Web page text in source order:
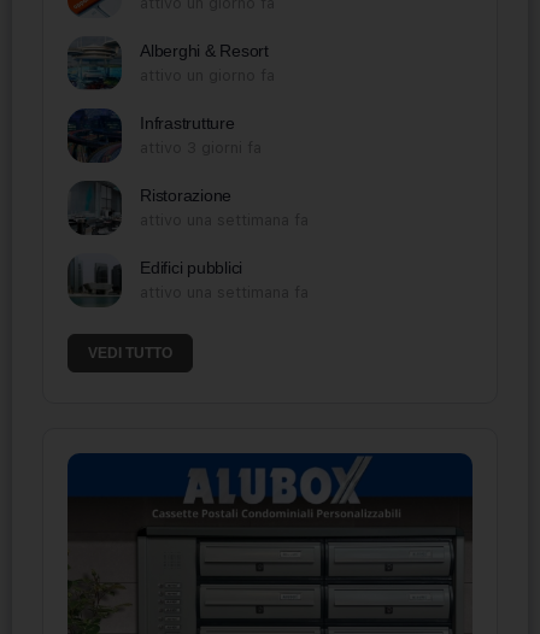
Alberghi & Resort
Infrastrutture
Ristorazione
Edifici pubblici
VEDI TUTTO